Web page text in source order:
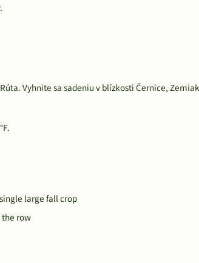
Vyhnite sa sadeniu v blízkosti Černice,
large fall crop
row